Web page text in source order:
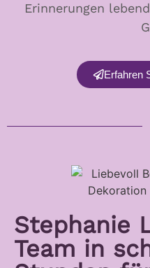
Erinnerungen
Erfahren
Stephanie
Team in